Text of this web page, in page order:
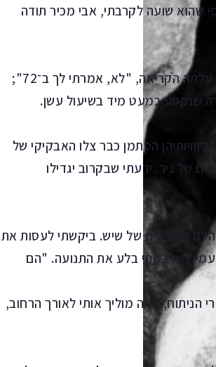
שהוא שועה לקרבתי, אבי מכיר תודה
ראשו של אחד הסניטרים צץ בפתח; מעמדת האחיות עלתה הקריאה, "לא, אמרתי לך ב־72";
שנקטע כמעט מיד בשיעול עשן.
הסתמן כבר צלו האבקיקי של
של גיר. ידעתי שבקרוב יגדילו
הדם בעורקים של שיש. ביקשתי לעסות את
שלבשתי בלע את התנועה. "הם
הניתוח, אתה מוליך אותי לאורך הרחוב,